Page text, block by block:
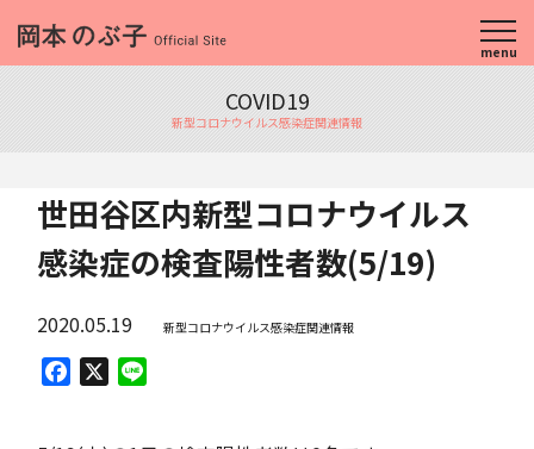
menu
COVID19
新型コロナウイルス感染症関連情報
世田谷区内新型コロナウイルス
感染症の検査陽性者数(5/19)
2020.05.19 新型コロナウイルス感染症関連情報
Facebook